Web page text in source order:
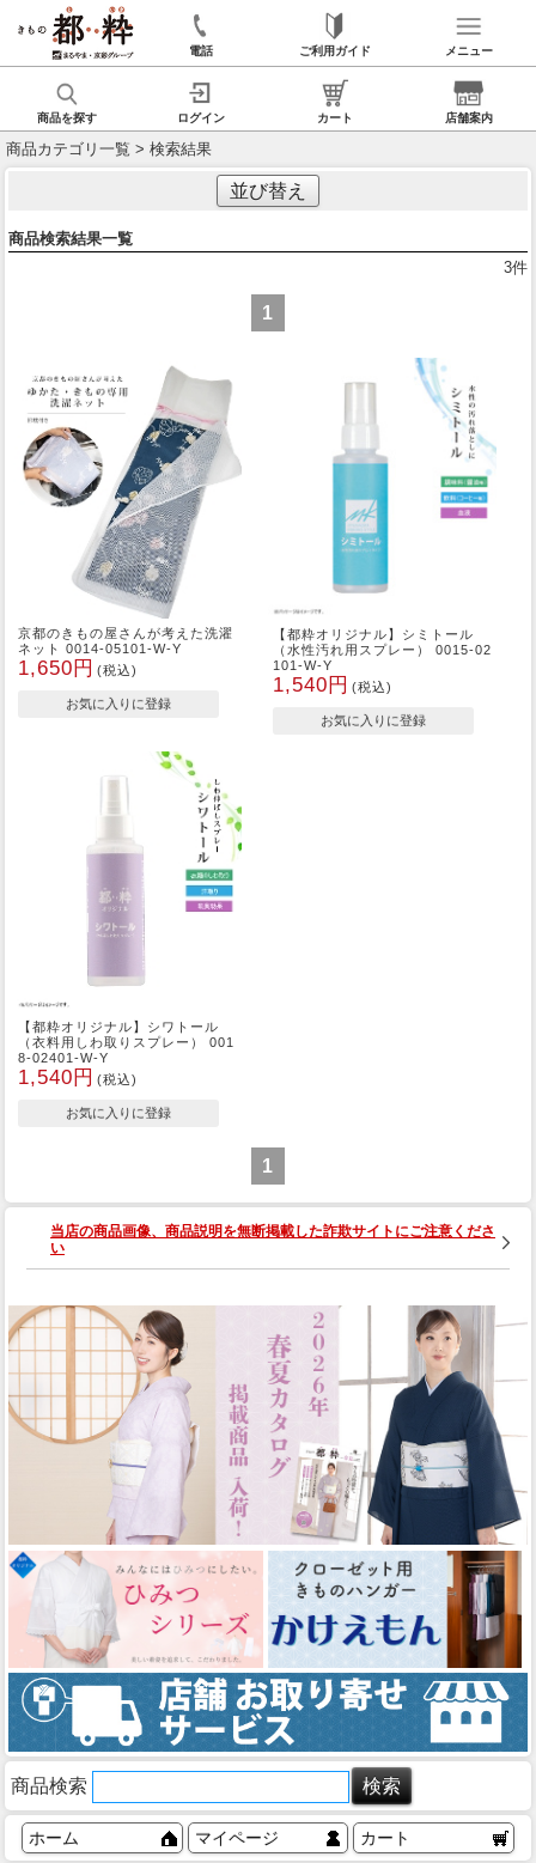
電話 ご利用ガイド メニュー
商品を探す ログイン カート 店舗案内
商品カテゴリ一覧 > 検索結果
並び替え
商品検索結果一覧
3件
1
京都のきもの屋さんが考えた洗濯
ネット 0014-05101-W-Y
1,650円 (税込)
【都粋オリジナル】シミトール
（水性汚れ用スプレー） 0015-02
101-W-Y
1,540円 (税込)
【都粋オリジナル】シワトール
（衣料用しわ取りスプレー） 001
8-02401-W-Y
1,540円 (税込)
1
当店の商品画像、商品説明を無断掲載した詐欺サイトにご注意くださ
い
商品検索
ホーム マイページ カート